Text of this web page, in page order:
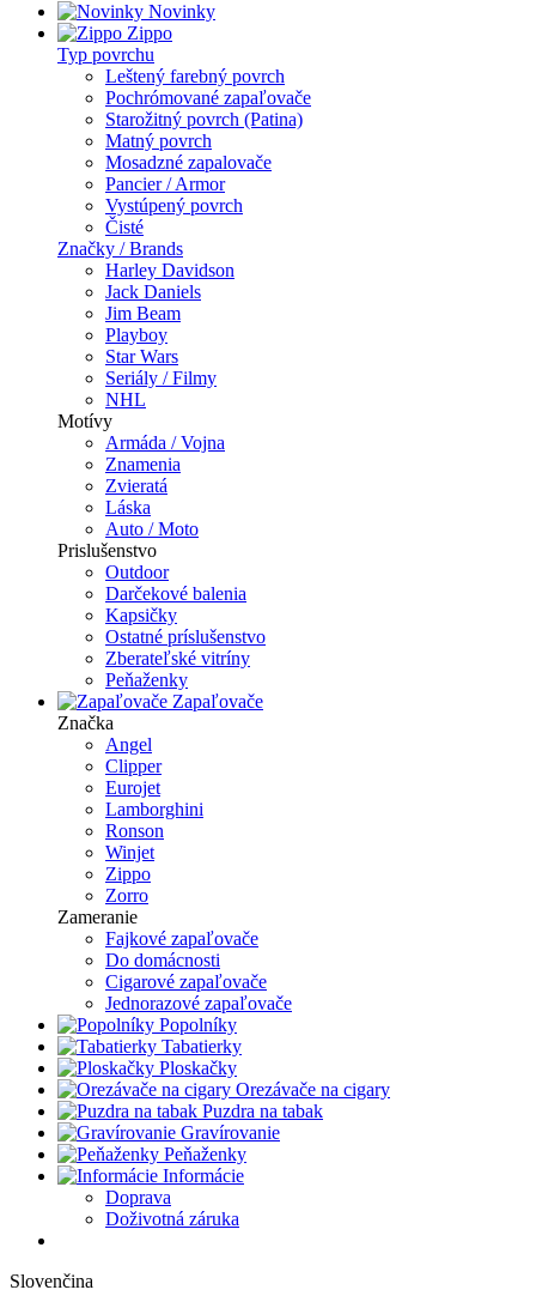
Novinky
Zippo
Typ povrchu
Leštený farebný povrch
Pochrómované zapaľovače
Starožitný povrch (Patina)
Matný povrch
Mosadzné zapalovače
Pancier / Armor
Vystúpený povrch
Čisté
Značky / Brands
Harley Davidson
Jack Daniels
Jim Beam
Playboy
Star Wars
Seriály / Filmy
NHL
Motívy
Armáda / Vojna
Znamenia
Zvieratá
Láska
Auto / Moto
Prislušenstvo
Outdoor
Darčekové balenia
Kapsičky
Ostatné príslušenstvo
Zberateľské vitríny
Peňaženky
Zapaľovače
Značka
Angel
Clipper
Eurojet
Lamborghini
Ronson
Winjet
Zippo
Zorro
Zameranie
Fajkové zapaľovače
Do domácnosti
Cigarové zapaľovače
Jednorazové zapaľovače
Popolníky
Tabatierky
Ploskačky
Orezávače na cigary
Puzdra na tabak
Gravírovanie
Peňaženky
Informácie
Doprava
Doživotná záruka
Slovenčina